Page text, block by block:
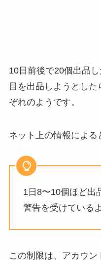
10日前後で20個出品
目を出品しようとし
ぞれのようです。
ネット上の情報による
1日8〜10個ほど出
警告を受けている
この制限は、アカウ